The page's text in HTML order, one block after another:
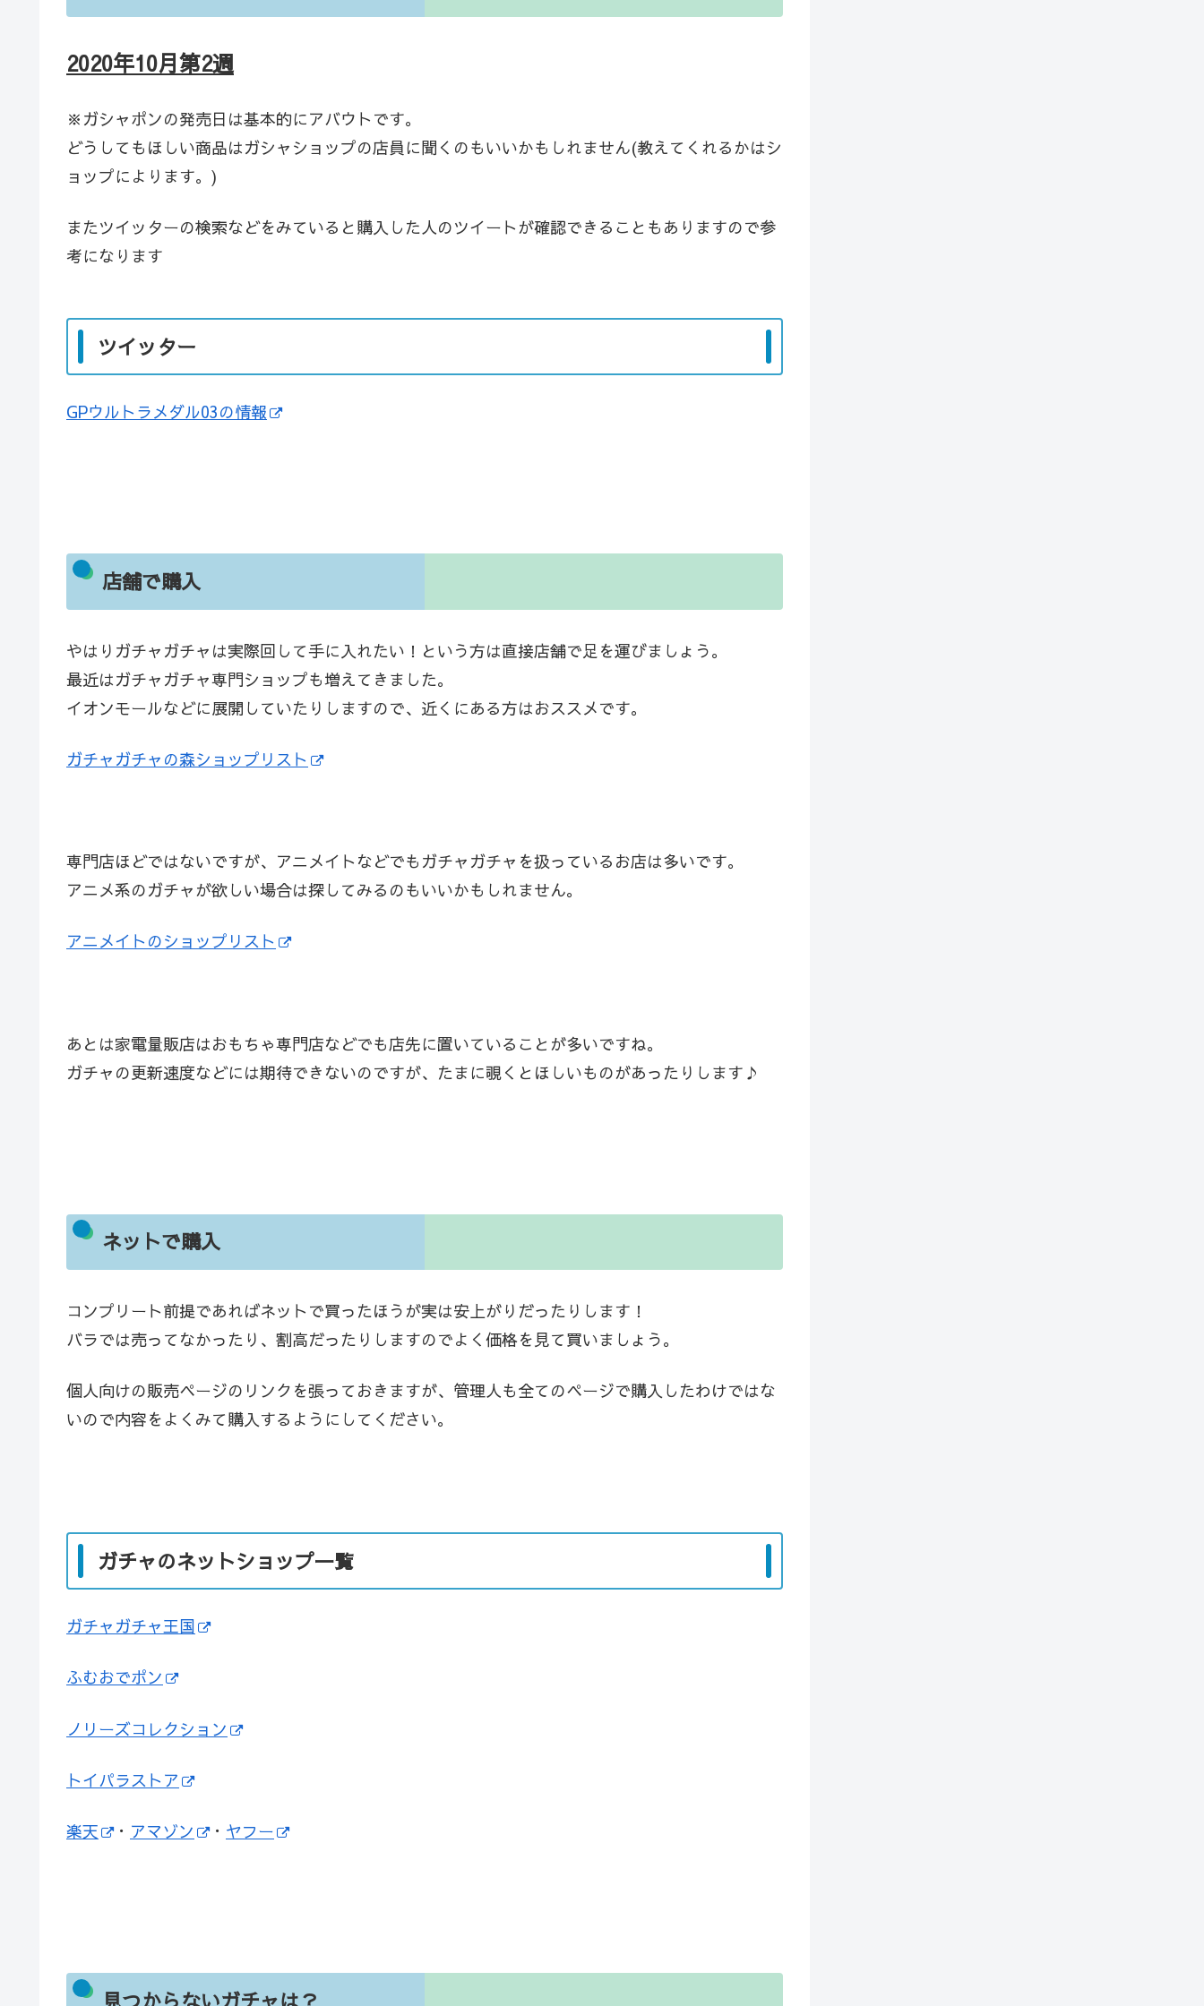
2020年10月第2週
※ガシャポンの発売日は基本的にアバウトです。
どうしてもほしい商品はガシャショップの店員に聞くのもいいかもしれません(教えてくれるかはシ
ョップによります。)
またツイッターの検索などをみていると購入した人のツイートが確認できることもありますので参
考になります
ツイッター
GPウルトラメダル03の情報
店舗で購入
やはりガチャガチャは実際回して手に入れたい！という方は直接店舗で足を運びましょう。
最近はガチャガチャ専門ショップも増えてきました。
イオンモールなどに展開していたりしますので、近くにある方はおススメです。
ガチャガチャの森ショップリスト
専門店ほどではないですが、アニメイトなどでもガチャガチャを扱っているお店は多いです。
アニメ系のガチャが欲しい場合は探してみるのもいいかもしれません。
アニメイトのショップリスト
あとは家電量販店はおもちゃ専門店などでも店先に置いていることが多いですね。
ガチャの更新速度などには期待できないのですが、たまに覗くとほしいものがあったりします♪
ネットで購入
コンプリート前提であればネットで買ったほうが実は安上がりだったりします！
バラでは売ってなかったり、割高だったりしますのでよく価格を見て買いましょう。
個人向けの販売ページのリンクを張っておきますが、管理人も全てのページで購入したわけではな
いので内容をよくみて購入するようにしてください。
ガチャのネットショップ一覧
ガチャガチャ王国
ふむおでポン
ノリーズコレクション
トイパラストア
楽天 ・ アマゾン ・ ヤフー
見つからないガチャは？